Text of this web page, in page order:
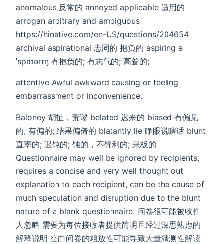
anomalous 反常的 annoyed applicable 适用的
arrogan arbitrary and ambiguous
https://hinative.com/en-US/questions/204654
archival aspirational 志同的 抱负的 aspiring ə
ˈspaɪərɪŋ 有抱负的; 有志气的; 高耸的;
attentive Awful awkward causing or feeling
embarrassment or inconvenience.
Baloney 胡扯，荒谬 belated 迟来的 biased 有偏见
的; 有偏的; 结果偏倚的 blatantly lie 睁眼说瞎话 blunt
直率的; 迟钝的; 钝的，不锋利的; 呆板的
Questionnaire may well be ignored by recipients,
requires a concise and very well thought out
explanation to each recipient, can be the cause of
much speculation and disruption due to the blunt
nature of a blank questionnaire. 问卷很可能被收件
人忽略 需要为每位接收者提供简明且经过深思熟虑的
解释说明 空白问卷的粗放性可能导致大量猜测性解读